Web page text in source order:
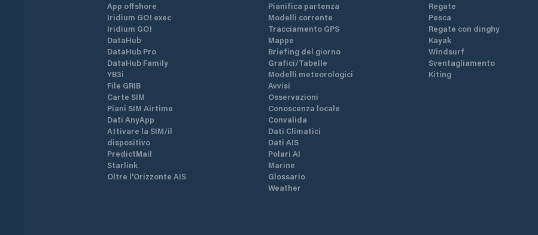
App offshore
Iridium GO! exec
Iridium GO!
DataHub
DataHub Pro
DataHub Family
YB3i
File GRIB
Carte SIM
Piani SIM Airtime
Dati AnyApp
Attivare la SIM/il
dispositivo
PredictMail
Starlink
Oltre l'Orizzonte AIS
Pianifica partenza
Modelli corrente
Tracciamento GPS
Mappe
Briefing del giorno
Grafici/Tabelle
Modelli meteorologici
Avvisi
Osservazioni
Conoscenza locale
Convalida
Dati Climatici
Dati AIS
Polari AI
Marine
Glossario
Weather
Regate
Pesca
Regate con dinghy
Kayak
Windsurf
Sventagliamento
Kiting